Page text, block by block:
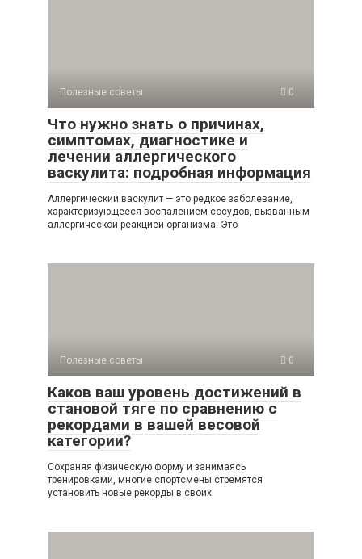
Полезные советы 0
Что нужно знать о причинах,
симптомах, диагностике и
лечении аллергического
васкулита: подробная информация
Аллергический васкулит — это редкое заболевание,
характеризующееся воспалением сосудов, вызванным
аллергической реакцией организма. Это
Полезные советы 0
Каков ваш уровень достижений в
становой тяге по сравнению с
рекордами в вашей весовой
категории?
Сохраняя физическую форму и занимаясь
тренировками, многие спортсмены стремятся
установить новые рекорды в своих